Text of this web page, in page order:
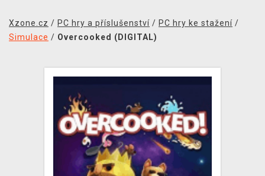
MERCHANDISE
PRODEJNY
Xzone.cz / PC hry a příslušenství / PC hry ke stažení /
Simulace / Overcooked (DIGITAL)